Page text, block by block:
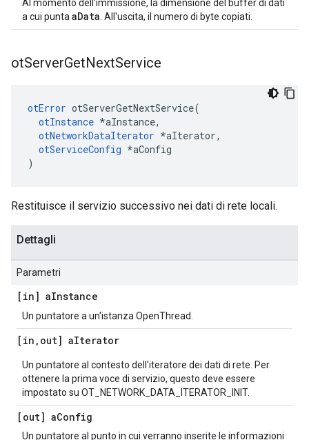
Al momento dell'immissione, la dimensione del buffer di dati
a cui punta aData . All'uscita, il numero di byte copiati.
otServerGetNextService
otError otServerGetNextService(
otInstance *aInstance,
otNetworkDataIterator *aIterator,
otServiceConfig *aConfig
)
Restituisce il servizio successivo nei dati di rete locali.
Dettagli
Parametri
[in] aInstance
Un puntatore a un'istanza OpenThread.
[in , out] aIterator
Un puntatore al contesto dell'iteratore dei dati di rete. Per
ottenere la prima voce di servizio, questo deve essere
impostato su OT_NETWORK_DATA_ITERATOR_INIT.
[out] aConfig
Un puntatore al punto in cui verranno inserite le informazioni